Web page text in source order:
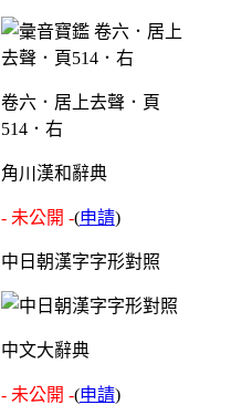
卷六．居上去聲．頁
514．右
角川漢和辭典
- 未公開 -(申請)
中日朝漢字字形對照
中文大辭典
- 未公開 -(申請)